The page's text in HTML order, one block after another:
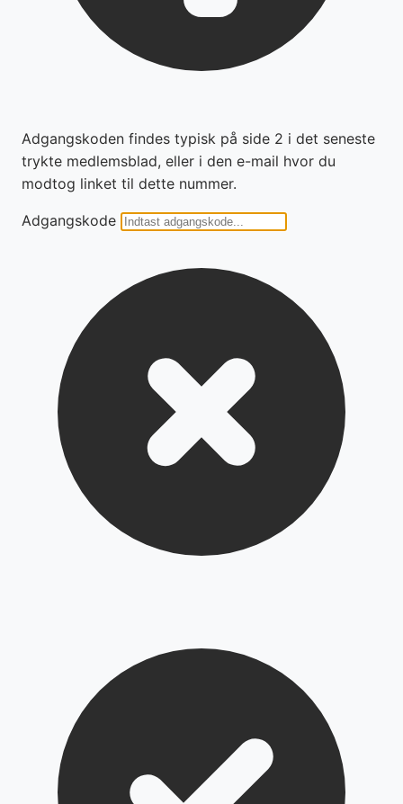
Adgangskoden findes typisk på side 2 i det seneste
trykte medlemsblad, eller i den e-mail hvor du
modtog linket til dette nummer.
Adgangskode